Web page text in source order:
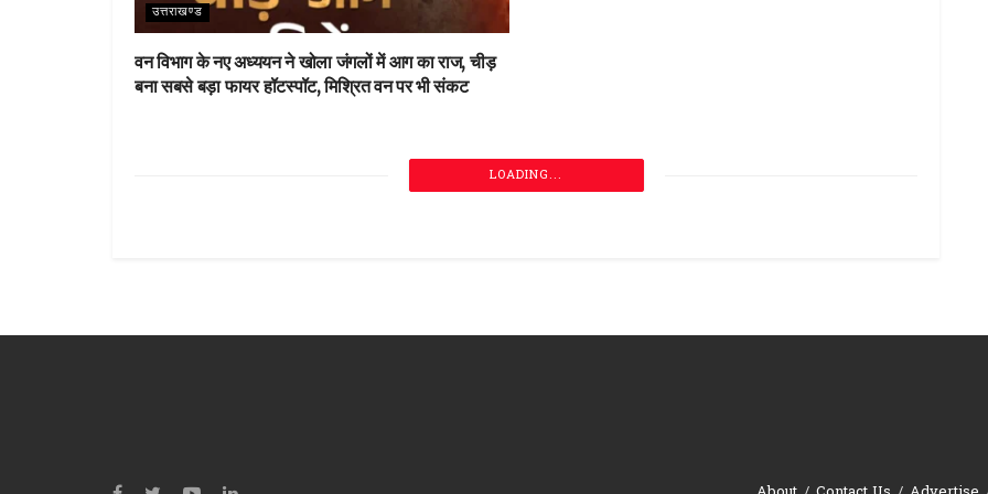
उत्तराखण्ड
वन विभाग के नए अध्ययन ने खोला जंगलों में आग का राज, चीड़
बना सबसे बड़ा फायर हॉटस्पॉट, मिश्रित वन पर भी संकट
LOADING...